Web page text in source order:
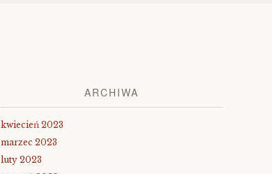
ARCHIWA
kwiecień 2023
marzec 2023
luty 2023